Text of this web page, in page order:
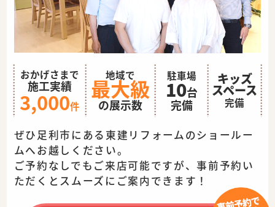
おかげさまで
施工実績
3,000件
地域で
最大級
の展示数
駐車場
10台
完備
キッズ
スペース
完備
ぜひ足利市にある東建リフォームのショールー
ムへお越しください。
ご予約なしでもご来店可能ですが、事前予約い
ただくとスムーズに ご案内できます！